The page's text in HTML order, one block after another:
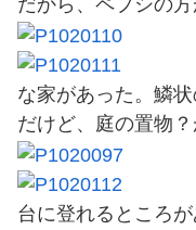
な家があった。鱗
だけど、庭の置物
台に登れるところ